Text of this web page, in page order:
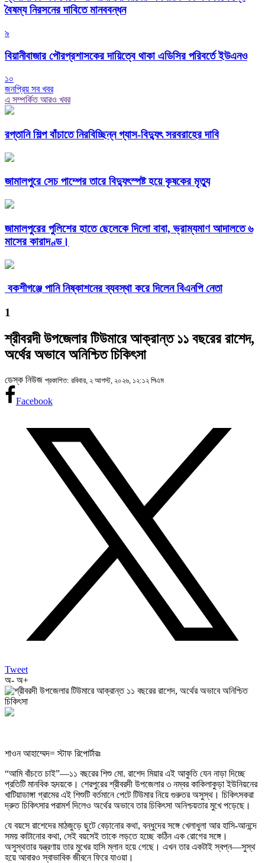
বৈষম্য নিরসনের দাবিতে মানববন্ধন
৯
বিয়ানীবাজার পৌরপ্রশাসকের দায়িত্বে থাকা এডিসির পরিবর্তে ইউএনও
১০
জনপ্রিয় সব খবর
এ সম্পর্কিত আরও খবর
রপ্তানি শিল্প বাঁচাতে নিরবিচ্ছিন্ন গ্যাস-বিদ্যুৎ সরবরাহের দাবি
জামালপুরে সেচ পাম্পের তারে বিদ্যুৎস্পষ্ট হয়ে কৃষকের মৃত্যু
জামালপুরের পুলিশের হাতে ছেলেকে দিলো বাবা, ভ্রাম্যমাণ আদালতে ৬
মাসের কারাদণ্ড।
বকশীগঞ্জে পানি নিষ্কাশনের ব্যবস্থা করে দিলেন বিএনপি নেতা
1
শ্রীবরদী উপজেলার টিউমারে আক্রান্ত ১১ বছরের রাশেদ,
অর্থের অভাবে অনিশ্চিত চিকিৎসা
ডেস্ক নিউজ প্রকাশিত: রবিবার, ২ আগস্ট, ২০২৬, ১২:১২ পিএম
Facebook
Tweet
অ- অ+
শাওন আহাম্মেদ= স্টাফ রিপোর্টারঃ
“আমি বাঁচতে চাই”—১১ বছরের শিশু মো. রাশেদ মিয়ার এই আকুতি যেন নাড়া দিচ্ছে
প্রতিটি মানবিক হৃদয়কে। শেরপুরের শ্রীবরদী উপজেলার ৩ নম্বর কাকিলাকুড়া ইউনিয়নের
খাটিয়াডাঙ্গা গ্রামের এই শিশুটি বর্তমানে পেটে টিউমার নিয়ে গুরুতর অসুস্থ। চিকিৎসকরা
দ্রুত চিকিৎসার পরামর্শ দিলেও অর্থের অভাবে তার চিকিৎসা অনিশ্চয়তার মুখে পড়েছে।
যে বয়সে রাশেদের মাঠজুড়ে ছুটে বেড়ানোর কথা, বন্ধুদের সঙ্গে খেলাধুলা আর হাসি-আনন্দে
সময় কাটানোর কথা, সেই বয়সেই তাকে লড়তে হচ্ছে কঠিন এক রোগের সঙ্গে।
অসুস্থতার যন্ত্রণায় তার মুখের হাসি ম্লান হয়ে গেছে। এখন তার একটাই স্বপ্ন—সুস্থ
হয়ে আবারও স্বাভাবিক জীবনে ফিরে যাওয়া।